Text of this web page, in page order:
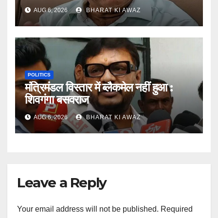
AUG 6, 2026 BHARAT KI AWAZ
POLITICS
मंत्रिमंडल विस्तार में ब्लैकमेल नहीं हुआ :
शिवगंगा बसवराज
AUG 6, 2026 BHARAT KI AWAZ
Leave a Reply
Your email address will not be published. Required